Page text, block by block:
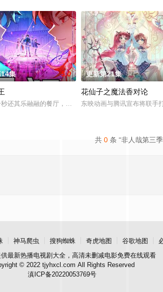
于一身
令人脊背发凉的故事。负责演唱片尾主题曲的二人歌
集 5.0
秒还其乐融融的餐厅，下一秒竟然血流成河……明明是
更新第21集
花仙子之魔法香对论
东映动画与腾讯宣布将联手
共 0 条 “非人哉第三
神马爬虫 搜狗蜘蛛 奇虎地图 谷歌地图
最新热播电视剧大全，高清未删减电影免费在线观看
© 2022 tjyhxcl.com All Rights Reserved
滇ICP备20220053769号